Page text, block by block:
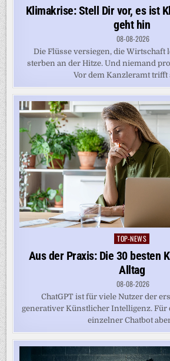
Klimakrise: Stell Dir vor, es ist
geht hin
08-08-2026
Die Flüsse versiegen, die Wirtschaft
sterben an der Hitze. Und niemand
Vor dem Kanzleramt trifft
Posted
in
TOP-NEWS
Aus der Praxis: Die 30 besten
Alltag
08-08-2026
ChatGPT ist für viele Nutzer der
generativer Künstlicher Intelligenz. Für
einzelner Chatbot